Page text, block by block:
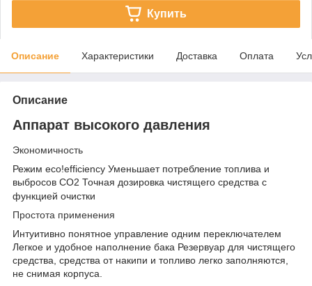
Купить
Описание Характеристики Доставка Оплата
Описание
Аппарат высокого давления
Экономичность
Режим eco!efficiency Уменьшает потребление топлива и
выбросов CO2 Точная дозировка чистящего средства с
функцией очистки
Простота применения
Интуитивно понятное управление одним переключателем
Легкое и удобное наполнение бака Резервуар для чистящего
средства, средства от накипи и топливо легко заполняются,
не снимая корпуса.